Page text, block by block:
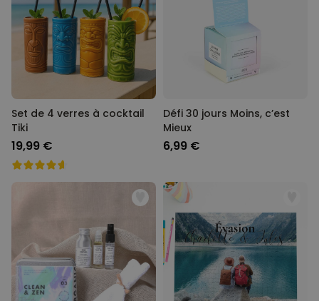
Tablier de cuisine
personnalisé Édition limitée
exemplaires
29,99 €
Set de 4 verres à cocktail
Tiki
19,99 €
Défi 30 jours Moins, c’est
Mieux
6,99 €